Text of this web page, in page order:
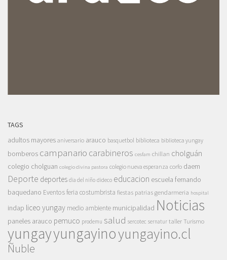
TAGS
adultos mayores aniversario arauco basquetbol biblioteca biblioteca yungay
bomberos campanario carabineros cesfam chillan cholguán
colegio cholguan colegio divina pastora colegio nueva esperanza corfo daem
Deporte deportes dia del niño dideco educacion escuela fernando
baquedano Eventosferia costumbrista fiestas patrias gendarmeria hospital
indap liceo yungay medio ambiente municipalidad Noticias
paneles arauco pemuco prodemu salud sercotec sernatur taller Turismo
yungayyungayinoyungayino.cl
Ñuble